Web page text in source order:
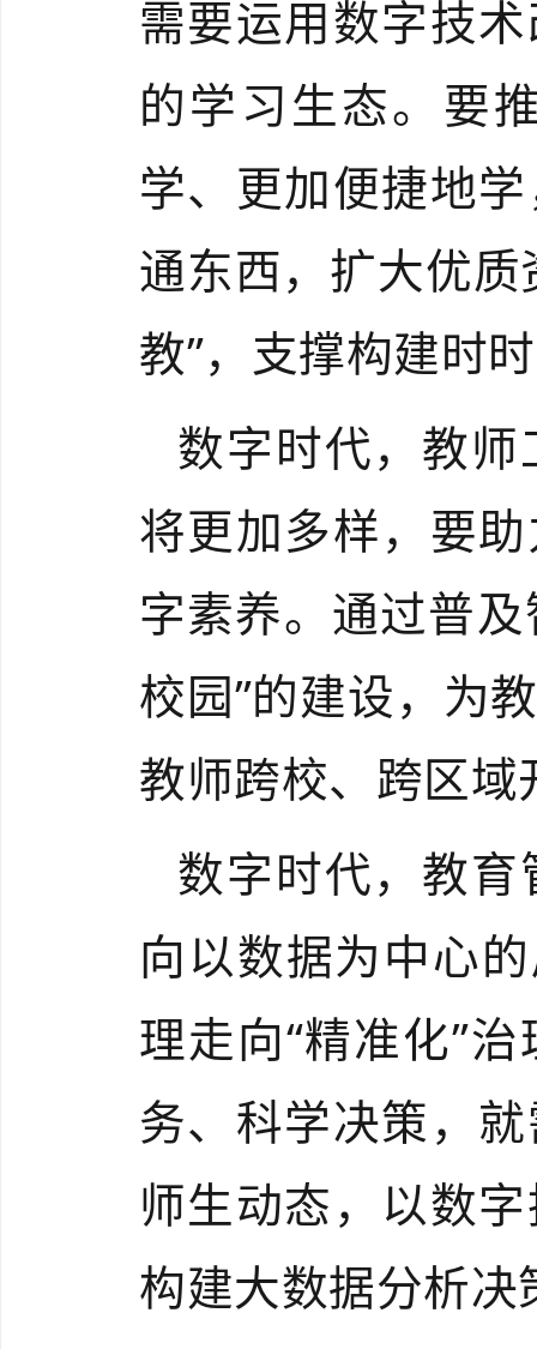
需要运用数字技
的学习生态。要
学、更加便捷地
通东西，扩大优
教”，支撑构建时
数字时代，教
将更加多样，要
字素养。通过普
校园”的建设，为
教师跨校、跨区
数字时代，教
向以数据为中心
理走向“精准化”
务、科学决策，
师生动态，以数
构建大数据分析决